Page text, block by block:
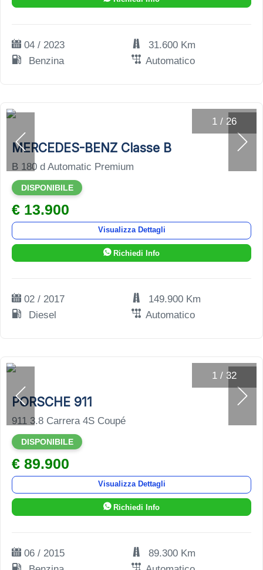
04 / 2023
31.600 Km
Benzina
Automatico
1 / 26
MERCEDES-BENZ Classe B
B 180 d Automatic Premium
DISPONIBILE
€ 13.900
Visualizza Dettagli
Richiedi Info
02 / 2017
149.900 Km
Diesel
Automatico
1 / 32
PORSCHE 911
911 3.8 Carrera 4S Coupé
DISPONIBILE
€ 89.900
Visualizza Dettagli
Richiedi Info
06 / 2015
89.300 Km